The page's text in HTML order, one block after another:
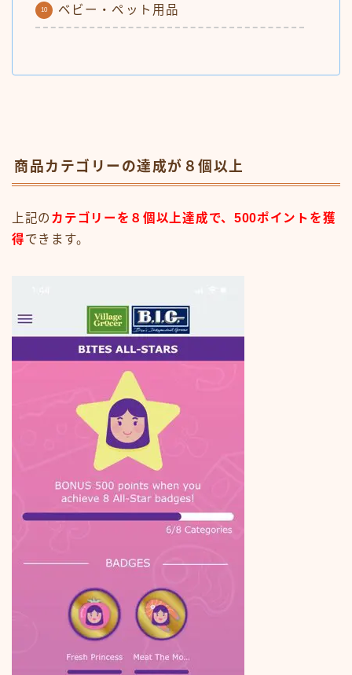
ベビー・ペット用品
商品カテゴリーの達成が８個以上
上記の カテゴリーを８個以上達成で、500ポイントを獲
得できます。